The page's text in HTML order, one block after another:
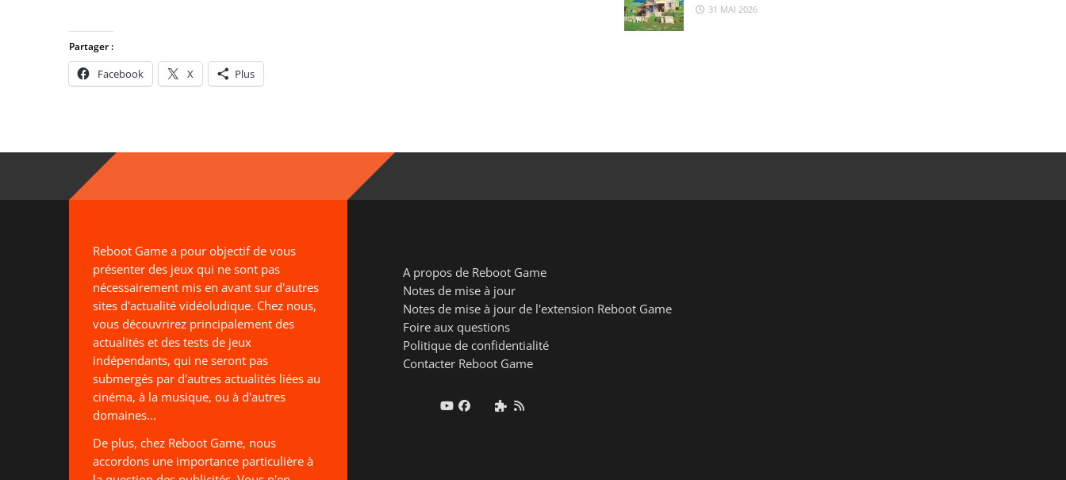
31 MAI 2026
Partager :
Facebook X Plus
Reboot Game a pour objectif de vous
présenter des jeux qui ne sont pas
nécessairement mis en avant sur d'autres
sites d'actualité vidéoludique. Chez nous,
vous découvrirez principalement des
actualités et des tests de jeux
indépendants, qui ne seront pas
submergés par d'autres actualités liées au
cinéma, à la musique, ou à d'autres
domaines...
De plus, chez Reboot Game, nous
accordons une importance particulière à
A propos de Reboot Game
Notes de mise à jour
Notes de mise à jour de l'extension Reboot Game
Foire aux questions
Politique de confidentialité
Contacter Reboot Game